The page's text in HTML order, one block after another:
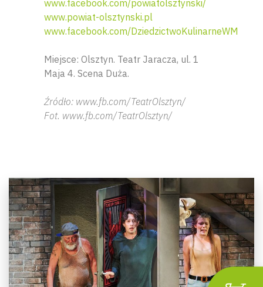
www.facebook.com/powiatolsztynski/
www.powiat-olsztynski.pl
www.facebook.com/DziedzictwoKulinarneWM
Miejsce: Olsztyn. Teatr Jaracza, ul. 1
Maja 4. Scena Duża.
Źródło: www.fb.com/TeatrOlsztyn/
Fot. www.fb.com/TeatrOlsztyn/